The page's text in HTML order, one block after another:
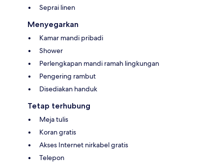
Seprai linen
Menyegarkan
Kamar mandi pribadi
Shower
Perlengkapan mandi ramah lingkungan
Pengering rambut
Disediakan handuk
Tetap terhubung
Meja tulis
Koran gratis
Akses Internet nirkabel gratis
Telepon